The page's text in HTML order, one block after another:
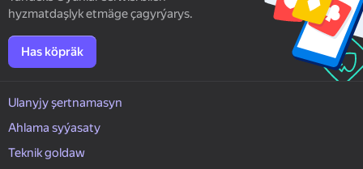
hyzmatdaşlyk etmäge çagyrýarys.
Has köpräk
Ulanyjy şertnamasyn
Ahlama syýasaty
Teknik goldaw